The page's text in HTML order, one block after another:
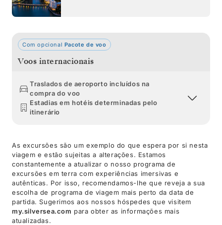
Com opcional Pacote de voo
Voos internacionais
Traslados de aeroporto incluídos na
compra do voo
Estadias em hotéis determinadas pelo
itinerário
As excursões são um exemplo do que espera por si nesta
viagem e estão sujeitas a alterações. Estamos
constantemente a atualizar o nosso programa de
excursões em terra com experiências imersivas e
autênticas. Por isso, recomendamos-lhe que reveja a sua
escolha de programa de viagem mais perto da data de
partida. Sugerimos aos nossos hóspedes que visitem
my.silversea.com para obter as informações mais
atualizadas.